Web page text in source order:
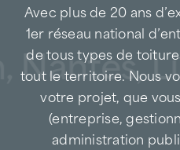
Avec plus de 20 ans
1er réseau national
de tous types de
tout le territoire. Nous
votre projet, que
(entreprise,
administration